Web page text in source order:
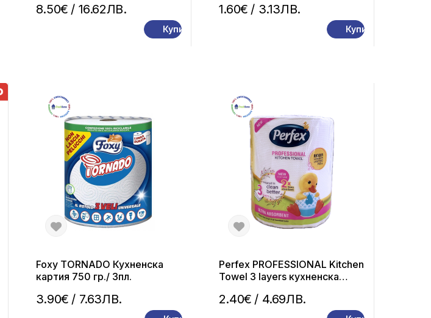
8.50€ / 16.62ЛВ.
Купи
1.60€ / 3.13ЛВ.
Купи
3.90€ / 7.63ЛВ.
Foxy TORNADO Кухненска
картия 750 гр./ 3пл.
2.40€ / 4.69ЛВ.
Perfex PROFESSIONAL Kitchen
Towel 3 layers кухненска